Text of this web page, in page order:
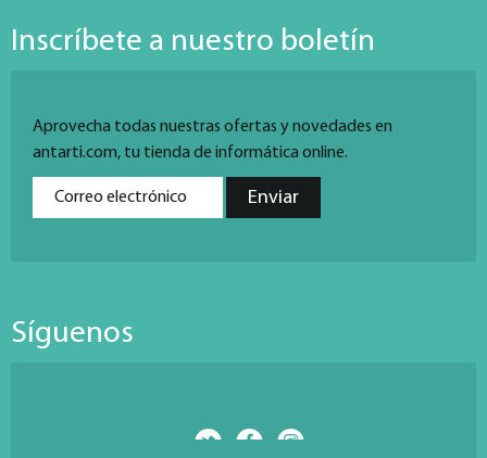
Inscríbete a nuestro boletín
Aprovecha todas nuestras ofertas y novedades en
antarti.com, tu tienda de informática online.
Síguenos